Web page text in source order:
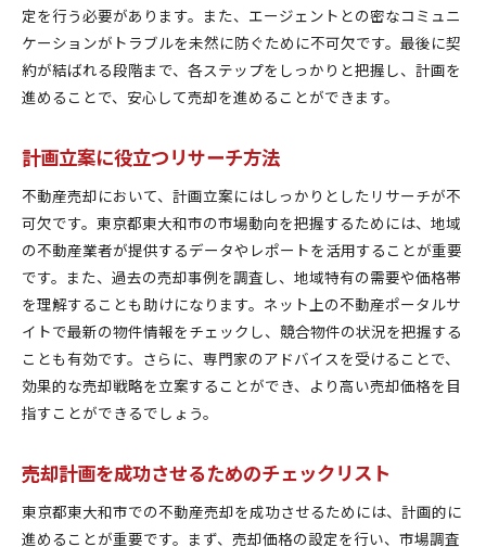
定を行う必要があります。また、エージェントとの密なコミュニ
ケーションがトラブルを未然に防ぐために不可欠です。最後に契
約が結ばれる段階まで、各ステップをしっかりと把握し、計画を
進めることで、安心して売却を進めることができます。
計画立案に役立つリサーチ方法
不動産売却において、計画立案にはしっかりとしたリサーチが不
可欠です。東京都東大和市の市場動向を把握するためには、地域
の不動産業者が提供するデータやレポートを活用することが重要
です。また、過去の売却事例を調査し、地域特有の需要や価格帯
を理解することも助けになります。ネット上の不動産ポータルサ
イトで最新の物件情報をチェックし、競合物件の状況を把握する
ことも有効です。さらに、専門家のアドバイスを受けることで、
効果的な売却戦略を立案することができ、より高い売却価格を目
指すことができるでしょう。
売却計画を成功させるためのチェックリスト
東京都東大和市での不動産売却を成功させるためには、計画的に
進めることが重要です。まず、売却価格の設定を行い、市場調査